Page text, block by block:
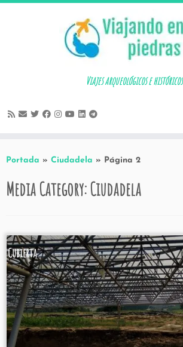
Skip
Viajes arqueológicos e históricos
Portada » Ciudadela » Página 2
Media Category:Ciudadela
Cubierta